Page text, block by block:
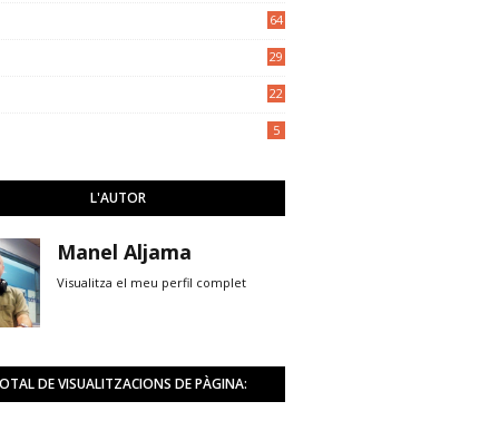
64
29
22
5
L'AUTOR
Manel Aljama
Visualitza el meu perfil complet
DE VISUALITZACIONS DE PÀGINA: